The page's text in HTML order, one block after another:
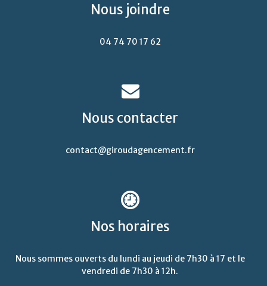
Nous joindre
04 74 70 17 62
Nous contacter
contact@giroudagencement.fr
Nos horaires
Nous sommes ouverts du lundi au jeudi de 7h30 à 17 et le
vendredi de 7h30 à 12h.